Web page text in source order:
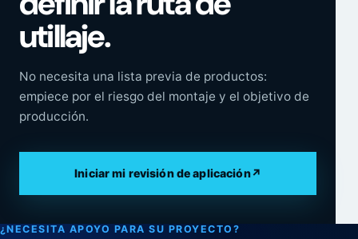
utillaje.
No necesita una lista previa de productos:
empiece por el riesgo del montaje y el objetivo de
producción.
Iniciar mi revisión de aplicación↗
¿NECESITA APOYO PARA SU PROYECTO?